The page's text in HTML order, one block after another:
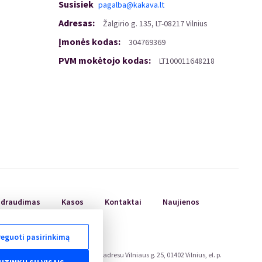
pasirinkimą
Susisiek pagalba@kakava.lt
Adresas: Žalgirio g. 135, LT-08217 Vilnius
Įmonės kodas: 304769369
PVM mokėtojo kodas: LT100011648218
Kasos Kontaktai Naujienos
teisių apsaugos tarnyboje, adresu Vilniaus g. 25, 01402 Vilnius, el. p.